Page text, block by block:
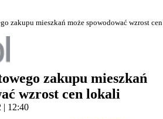
zakupu mieszkań może spowodować wzrost
zakupu mieszkań
wzrost cen lokali
| 12:40